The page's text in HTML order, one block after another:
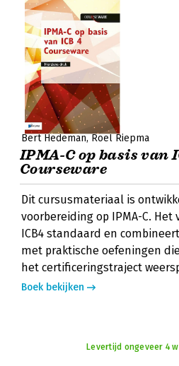
Bert Hedeman Roel Riepma
IPMA-C op basis van
Courseware
Dit cursusmateriaal is
voorbereiding op IPMA-C.
ICB4 standaard en
met praktische oefeningen
het certificeringstraject
Boek bekijken
Levertijd ongeveer 4